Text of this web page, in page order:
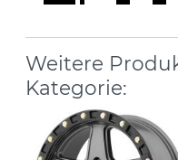
Weitere
Kategorie: